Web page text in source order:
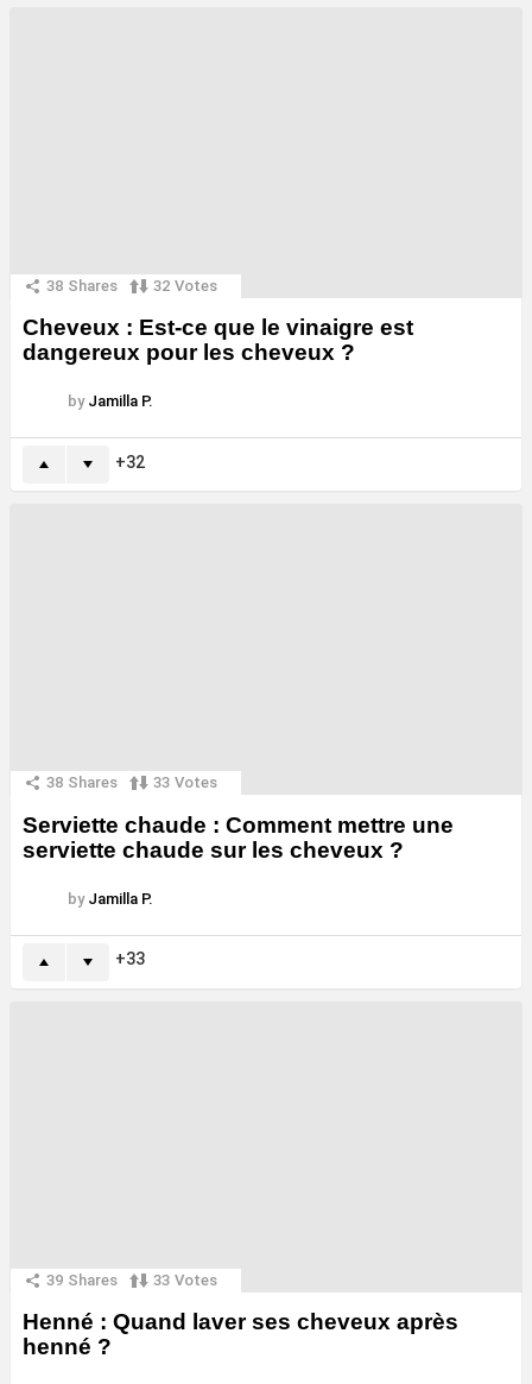
38 Shares 32 Votes
Cheveux : Est-ce que le vinaigre est
dangereux pour les cheveux ?
by Jamilla P.
32
38 Shares 33 Votes
Serviette chaude : Comment mettre une
serviette chaude sur les cheveux ?
by Jamilla P.
33
39 Shares 33 Votes
Henné : Quand laver ses cheveux après
henné ?